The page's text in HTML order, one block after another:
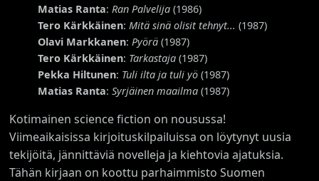
Matias Ranta: Ran Palvelija (1986)
Tero Kärkkäinen: Mitä sinä olisit tehnyt... (1987)
Olavi Markkanen: Pyörä (1987)
Tero Kärkkäinen: Tarkastaja (1987)
Pekka Hiltunen: Tuli ilta ja tuli yö (1987)
Matias Ranta:Syrjäinen maailma (1987)
Kotimainen science fiction on nousussa!
Viimeaikaisissa kirjoituskilpailuissa on löytynyt uusia
tekijöitä, jännittäviä novelleja ja kiehtovia ajatuksia.
Tähän kirjaan on koottu parhaimmisto Suomen